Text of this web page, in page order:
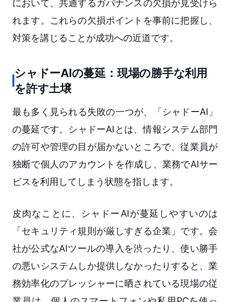
において、共通するガバナンスの欠損が見受けら
れます。これらの欠損ポイントを事前に把握し、
対策を講じることが成功への近道です。
シャドーAIの蔓延：現場の勝手な利用
を許す土壌
最も多く見られる失敗の一つが、「シャドーAI」
の蔓延です。シャドーAIとは、情報システム部門
の許可や管理の目が届かないところで、従業員が
独断で個人のアカウントを作成し、業務でAIサー
ビスを利用してしまう状態を指します。
皮肉なことに、シャドーAIが蔓延しやすいのは
「セキュリティ規則が厳しすぎる企業」です。会
社が公式なAIツールの導入を渋ったり、使い勝手
の悪いシステムしか提供しなかったりすると、業
務効率化のプレッシャーに晒されている現場の従